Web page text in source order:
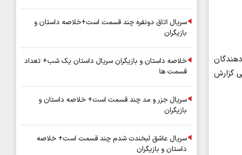
گزارش
سریال اتاق دونفره چند قسمت است+خلاصه داستان و
بازیگران
خلاصه داستان و بازیگران سریال داستان یک شب+ تعداد
قسمت ها
سریال جزر و مد چند قسمت است+ خلاصه داستان و
بازیگران
سریال عاشق لبخندت شدم چند قسمت است+ خلاصه
داستان و بازیگران